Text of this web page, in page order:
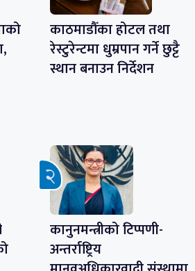
काठमाडौँका होटल तथा
रेस्टुरेन्टमा धुम्रपान गर्ने छुट्टै
स्थान बनाउन निर्देशन
कानुनमन्त्रीको टिप्पणी-
अन्तर्राष्ट्रिय